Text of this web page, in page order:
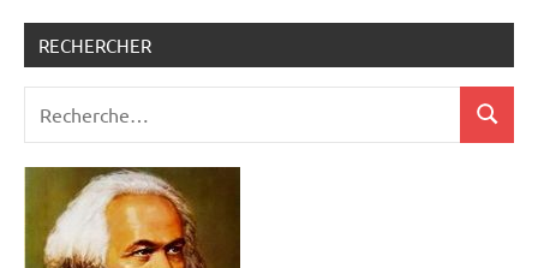
RECHERCHER
: